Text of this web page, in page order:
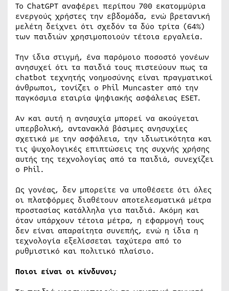
Το ChatGPT αναφέρει περίπου 700 εκατομμύρια
ενεργούς χρήστες την εβδομάδα, ενώ βρετανική
μελέτη δείχνει ότι σχεδόν τα δύο τρίτα (64%)
των παιδιών χρησιμοποιούν τέτοια εργαλεία.
Την ίδια στιγμή, ένα παρόμοιο ποσοστό γονέων
ανησυχεί ότι τα παιδιά τους πιστεύουν πως τα
chatbot τεχνητής νοημοσύνης είναι πραγματικοί
άνθρωποι, τονίζει ο Phil Muncaster από την
παγκόσμια εταιρία ψηφιακής ασφάλειας ESET.
Αν και αυτή η ανησυχία μπορεί να ακούγεται
υπερβολική, αντανακλά βάσιμες ανησυχίες
σχετικά με την ασφάλεια, την ιδιωτικότητα και
τις ψυχολογικές επιπτώσεις της συχνής χρήσης
αυτής της τεχνολογίας από τα παιδιά, συνεχίζει
ο Phil.
Ως γονέας, δεν μπορείτε να υποθέσετε ότι όλες
οι πλατφόρμες διαθέτουν αποτελεσματικά μέτρα
προστασίας κατάλληλα για παιδιά. Ακόμη και
όταν υπάρχουν τέτοια μέτρα, η εφαρμογή τους
δεν είναι απαραίτητα συνεπής, ενώ η ίδια η
τεχνολογία εξελίσσεται ταχύτερα από το
ρυθμιστικό και πολιτικό πλαίσιο.
Ποιοι είναι οι κίνδυνοι;